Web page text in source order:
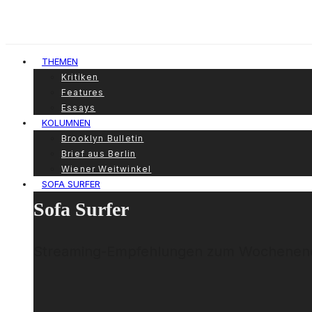
THEMEN
Kritiken
Features
Essays
KOLUMNEN
Brooklyn Bulletin
Brief aus Berlin
Wiener Weitwinkel
SOFA SURFER
Sofa Surfer